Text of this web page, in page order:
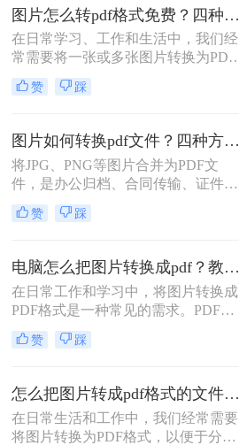
出最适合自己的转换方式，下表汇总
了五种主流方法的核心差异：
图片怎么转pdf格式免费？四种方法对比与实操指南（附详细表格）!
在日常学习、工作和生活中，我们经
常需要将一张或多张图片转换为PDF
格式，以便于分享、存档或打印。无
论是整理电子相册、提交证件照，还
都十分常见。为了帮你快速选出最适
合自己的转换方式，下表汇总了四种
主流免费方法的核心差异：
赞 踩
图片如何转换pdf文件？四种方法实测对比，附各场景最优选！
将JPG、PNG等图片合并为PDF文
件，是办公归档、合同传输、证件提
交中经常遇到的需求。但不同方法在
转换质量、操作效率、数据安全方面
模糊、页面错位，甚至隐私泄露。本
文基于实际测试，对比四种主流图片
转PDF方案，按场景给出明确建议，
帮你少走弯路。
赞 踩
电脑怎么把图片转换成pdf？教你4种简单的方法！
在日常工作和学习中，将图片转换成
PDF格式是一种常见的需求。PDF格
式具有支持矢量图形、打印格式不走
样、兼容性高、体积小以及支持批注
格式。那么电脑怎么把图片转换成pdf
呢？本文将介绍四种常见的图片转
PDF的方法。
赞 踩
怎么把图片转成pdf格式的文件？尝试下面三种方法！
在日常生活和工作中，我们经常需要
将图片转换为PDF格式，以便于分